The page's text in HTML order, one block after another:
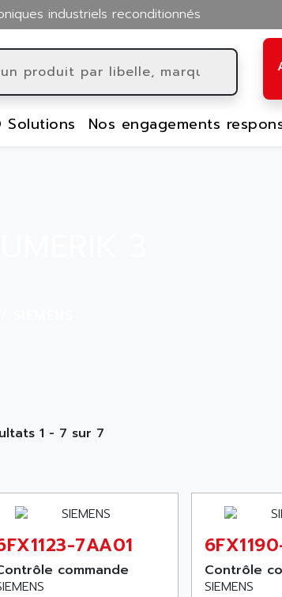
industriels reconditionnés
Solutions Nos engagements
1 - 7 sur 7
7AA01
commande
Contrôle
SIEMENS